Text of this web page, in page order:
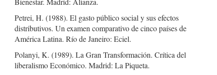
Petrei, H. (1988). El gasto público social y sus efectos
distributivos. Un examen comparativo de cinco países de
América Latina. Río de Janeiro: Eciel.
Polanyi, K. (1989). La Gran Transformación. Crítica del
liberalismo Económico. Madrid: La Piqueta.